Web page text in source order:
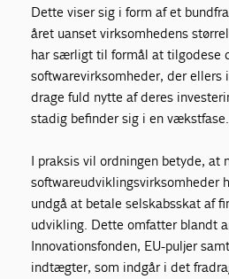
Dette viser sig i form af et
året uanset virksomhedens
har særligt til formål at tilgodese
softwarevirksomheder, der ellers
drage fuld nytte af deres
stadig befinder sig i en vækstfase.
I praksis vil ordningen betyde, at
softwareudviklingsvirksomheder
undgå at betale selskabsskat af
udvikling. Dette omfatter blandt
Innovationsfonden, EU-puljer
indtægter, som indgår i det